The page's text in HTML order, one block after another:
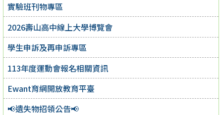
實驗班刊物專區
2026壽山高中線上大學博覽會
學生申訴及再申訴專區
113年度運動會報名相關資訊
Ewant育網開放教育平臺
📢遺失物招領公告📢